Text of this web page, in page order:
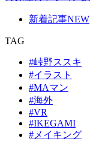
新着記事NEW
TAG
#峠野ススキ
#イラスト
#MAマン
#海外
#VR
#IKEGAMI
#メイキング